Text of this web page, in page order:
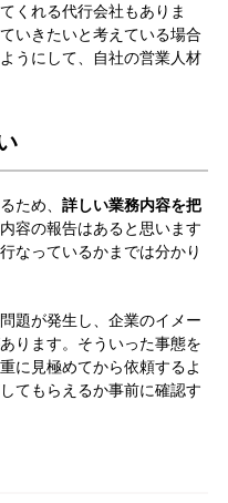
くれる代行会社もありま
いきたいと考えている場合
うにして、自社の営業人材
ため、 詳しい業務内容を把
容の報告はあると思います
なっているかまでは分かり
題が発生し、企業のイメー
ります。そういった事態を
に見極めてから依頼するよ
てもらえるか事前に確認す